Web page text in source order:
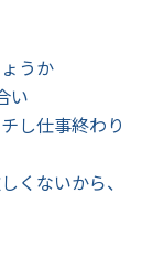
うか
い
し仕事終わり
くないから、